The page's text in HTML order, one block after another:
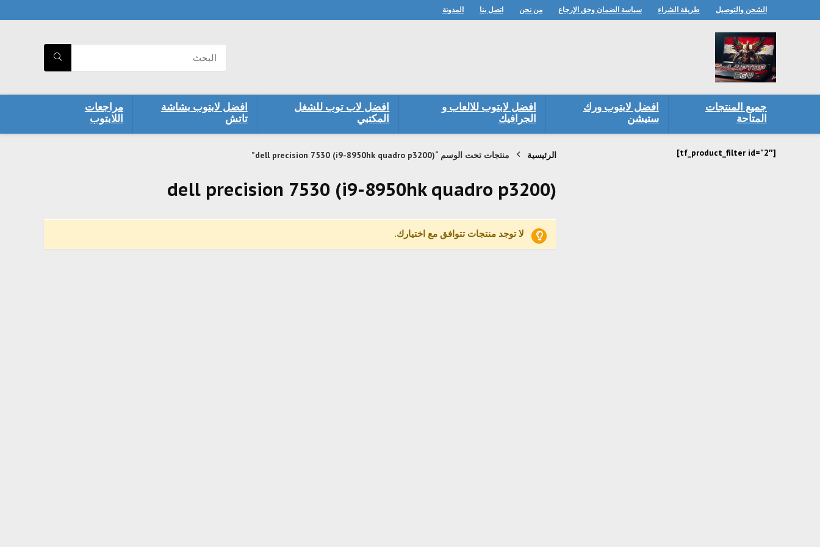
الشحن والتوصيل طريقة الشراء سياسة الضمان وحق الإرجاع من نحن اتصل بنا المدونة
جميع المنتجات
المتاحة
افضل لابتوب ورك
ستيشن
افضل لابتوب للالعاب و
الجرافيك
افضل لاب توب للشغل
المكتبي
افضل لابتوب بشاشة
تاتش
مراجعات
اللابتوب
الرئيسية منتجات تحت الوسم “dell precision 7530 (i9-8950hk quadro p3200)”
dell precision 7530 (i9-8950hk quadro p3200)
لا توجد منتجات تتوافق مع اختيارك.
[tf_product_filter id=”2″]